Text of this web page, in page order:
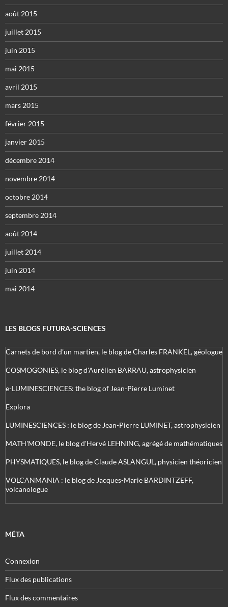
août 2015
juillet 2015
juin 2015
mai 2015
avril 2015
mars 2015
février 2015
janvier 2015
décembre 2014
novembre 2014
octobre 2014
septembre 2014
août 2014
juillet 2014
juin 2014
mai 2014
LES BLOGS FUTURA-SCIENCES
Carnets de bord d’un martien, le blog de Charles FRANKEL, géologue
COSMOGONIES, le blog d'Aurélien BARRAU, astrophysicien
e-LUMINESCIENCES: the blog of Jean-Pierre Luminet
Explora
LUMINESCIENCES : le blog de Jean-Pierre LUMINET, astrophysicien
MATH'MONDE, le blog d'Hervé LEHNING, agrégé de mathématiques
PHYSMATIQUES, le blog de Claude ASLANGUL, physicien théoricien
VOLCANMANIA : le blog de Jacques-Marie BARDINTZEFF,
volcanologue
MÉTA
Connexion
Flux des publications
Flux des commentaires